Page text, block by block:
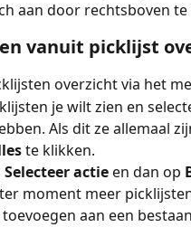
aan door rechtsboven
vanuit picklijst
overzicht via het
je wilt zien en
Als dit ze allemaal
te klikken.
Selecteer actie en dan op
moment meer
aan een